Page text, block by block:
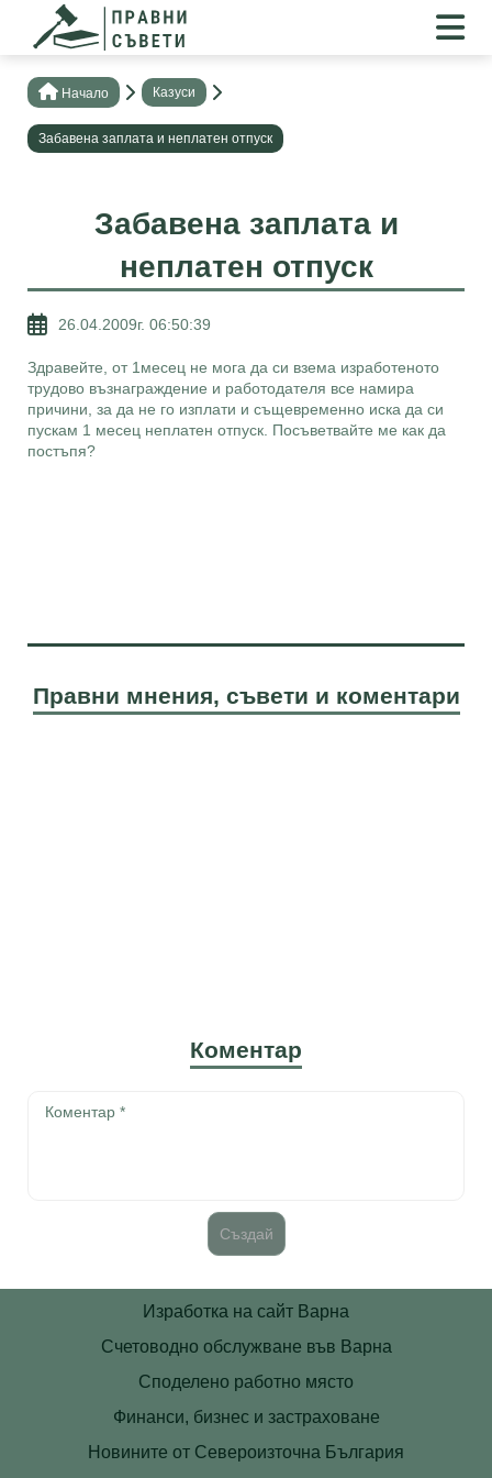
Нaчало Казуси
Забавена заплата и неплатен отпуск
Забавена заплата и
неплатен отпуск
26.04.2009г. 06:50:39
Здравейте, от 1месец не мога да си взема изработеното
трудово възнаграждение и работодателя все намира
причини, за да не го изплати и същевременно иска да си
пускам 1 месец неплатен отпуск. Посъветвайте ме как да
постъпя?
Правни мнения, съвети и коментари
Коментар
Изработка на сайт Варна
Счетоводно обслужване във Варна
Споделено работно място
Финанси, бизнес и застраховане
Новините от Североизточна България